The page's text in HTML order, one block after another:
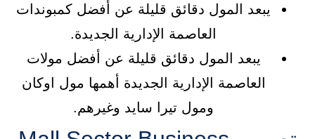
يبعد المول دقائق قليلة عن أفضل كمبوندات
العاصمة الإدارية الجديدة.
يبعد المول دقائق قليلة عن أفضل مولات
العاصمة الإدارية الجديدة أهمها مول اوكان
ومول تيرا سايد وغيرهم.